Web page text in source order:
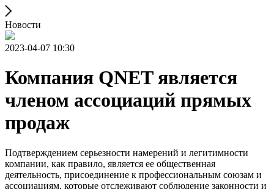
Новости
2023-04-07 10:30
Компания QNET является
членом ассоциаций прямых
продаж
Подтверждением серьезности намерений и легитимности
компании, как правило, является ее общественная
деятельность, присоединение к профессиональным союзам и
ассоциациям, которые отслеживают соблюдение законности и